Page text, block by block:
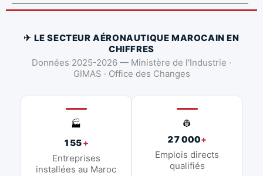
✈ LE SECTEUR AÉRONAUTIQUE MAROCAIN EN
CHIFFRES
Données 2025-2026 — Ministère de l'Industrie ·
GIMAS · Office des Changes
🏭
155+
Entreprises
installées au Maroc
👷
27 000+
Emplois directs
qualifiés